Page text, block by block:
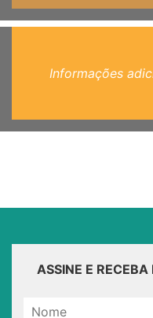
Informações
ASSINE E